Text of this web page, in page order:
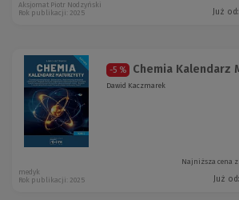
Już od:
Aksjomat Piotr Nodzyński
Rok publikacji: 2025
-5 % Chemia Kalendarz
Dawid Kaczmarek
Najniższa cena
Już od:
medyk
Rok publikacji: 2025